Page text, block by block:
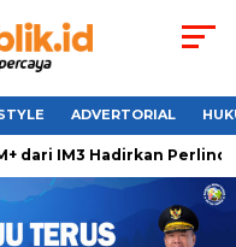
ADVERTORIAL
IM3 Hadirkan